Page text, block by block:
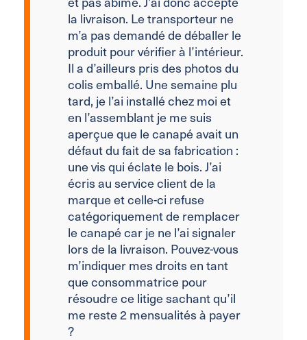
la livraison. Le transporteur ne
m’a pas demandé de déballer le
produit pour vérifier à l’intérieur.
Il a d’ailleurs pris des photos du
colis emballé. Une semaine plu
tard, je l’ai installé chez moi et
en l’assemblant je me suis
aperçue que le canapé avait un
défaut du fait de sa fabrication :
une vis qui éclate le bois. J’ai
écris au service client de la
marque et celle-ci refuse
catégoriquement de remplacer
le canapé car je ne l’ai signaler
lors de la livraison. Pouvez-vous
m’indiquer mes droits en tant
que consommatrice pour
résoudre ce litige sachant qu’il
me reste 2 mensualités à payer
?